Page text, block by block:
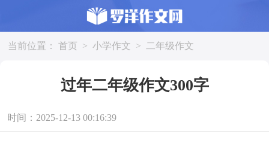
当前位置： 首页 > 小学作文 > 二年级作文
过年二年级作文300字
时间：2025-12-13 00:16:39